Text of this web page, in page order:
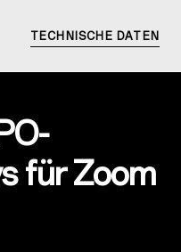
TECHNISCHE DATEN
für Zoom